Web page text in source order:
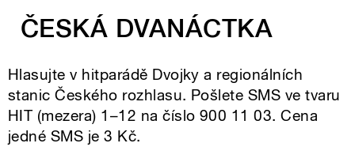
ČESKÁ DVANÁCTKA
Hlasujte v hitparádě Dvojky a regionálních
stanic Českého rozhlasu. Pošlete SMS ve tvaru
HIT (mezera) 1–12 na číslo 900 11 03. Cena
jedné SMS je 3 Kč.